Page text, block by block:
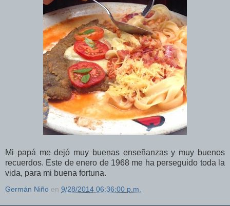
Mi papá me dejó muy buenas enseñanzas y muy buenos
recuerdos. Este de enero de 1968 me ha perseguido toda la
vida, para mi buena fortuna.
Germán Niño en 9/28/2014 06:36:00 p.m.